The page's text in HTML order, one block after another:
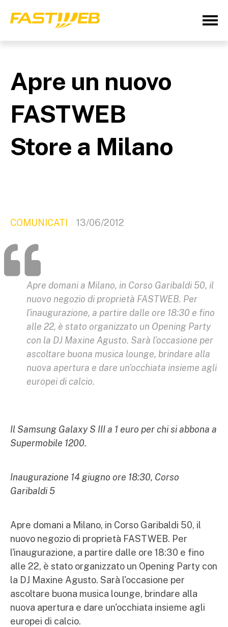
Apre un nuovo
FASTWEB
Store a Milano
COMUNICATI 13/06/2012
Apre domani a Milano, in Corso Garibaldi 50, il
nuovo negozio di proprietà FASTWEB. Per
l'inaugurazione, a partire dalle ore 18:30 e fino
alle 22, è stato organizzato un Opening Party
con la DJ Maxine Agusto. Sarà l'occasione per
ascoltare buona musica lounge, brindare alla
nuova apertura e dare un'occhiata insieme agli
europei di calcio.
Il Samsung Galaxy S III a 1 euro per chi si abbona a
Supermobile 1200.
Inaugurazione 14 giugno ore 18:30, Corso
Garibaldi 5
Apre domani a Milano, in Corso Garibaldi 50, il
nuovo negozio di proprietà FASTWEB. Per
l'inaugurazione, a partire dalle ore 18:30 e fino
alle 22, è stato organizzato un Opening Party con
la DJ Maxine Agusto. Sarà l'occasione per
ascoltare buona musica lounge, brindare alla
nuova apertura e dare un'occhiata insieme agli
europei di calcio.